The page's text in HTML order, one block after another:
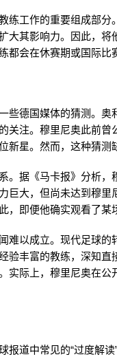
工作的重要组成部分
大其影响力。因此，
会在休赛期或国际比
些德国媒体的猜测。
关注。穆里尼奥此前
星。然而，这种猜测
。据《马卡报》分析
巨大，但尚未达到穆
，即便他确实观看了某
难以成立。现代足球的
验丰富的教练，深知
实际上，穆里尼奥在
报道中常见的“过度解